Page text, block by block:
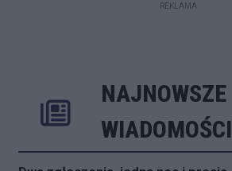
REKLAMA
NAJNOWSZE
WIADOMOŚCI